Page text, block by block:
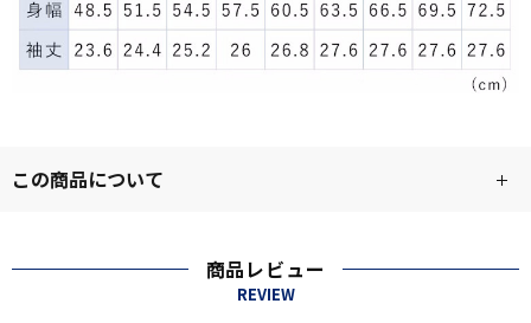
この商品について
商品レビュー
REVIEW